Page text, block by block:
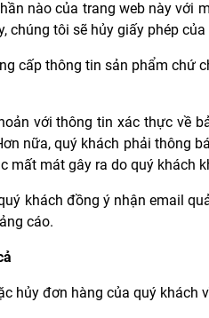
nào của trang web này với
chúng tôi sẽ hủy giấy phép
cấp thông tin sản phẩm chứ
với thông tin xác thực về
nữa, quý khách phải thông
mất mát gây ra do quý khách
khách đồng ý nhận email
cáo.
hủy đơn hàng của quý